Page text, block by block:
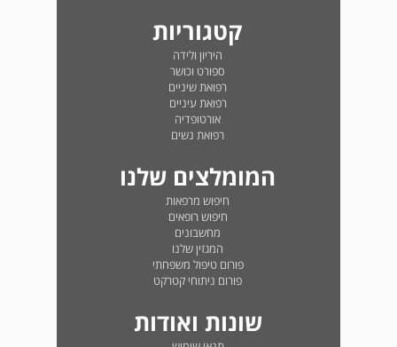
קטגוריות
היריון ולידה
ספורט וכושר
רפואת שיניים
רפואת עיניים
אורטופדיה
רפואת נשים
המומלצים שלנו
חיפוש מרפאות
חיפוש רופאים
מחשבונים
המגזין שלנו
פורום טיפול משפחתי
פורום ניתוחי קטרקט
שונות ואודות